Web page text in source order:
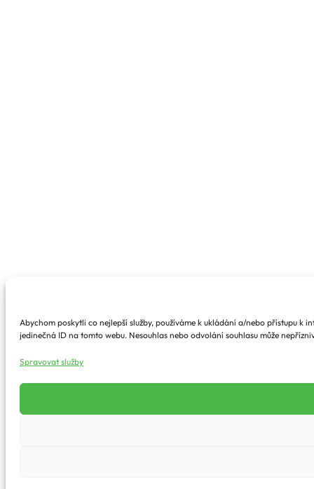
Abychom poskytli co nejlepší služby, používáme k ukládání a/nebo přístupu
jedinečná ID na tomto webu. Nesouhlas nebo odvolání souhlasu může
Spravovat služby